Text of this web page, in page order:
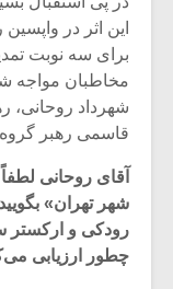
این اثر در
برای سه نوبت
مخاطبان مواجه
شهرداد روحانی،
قاسمی رهبر
آقای روحانی
شهر تهران»
رودکی و ارکستر
چطور ارزیابی